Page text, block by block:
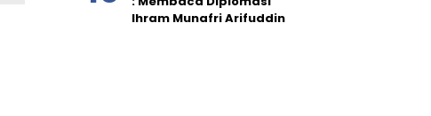
Ihram Munafri Arifuddin